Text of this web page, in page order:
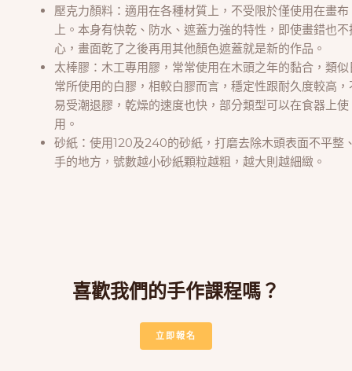
壓克力顏料：適用在各種材質上，不受限於僅使用在畫布
上。本身有快乾、防水、遮蓋力強的特性，即使畫錯也不
心，畫面乾了之後再用其他顏色遮蓋就是新的作品。
太棒膠：木工專用膠，常常使用在木頭之年的黏合，類似
常所使用的白膠，相較白膠而言，穩定性跟耐久度較高，
易受潮退膠，乾燥的速度也快，部分類型可以在食器上使
用。
砂紙：使用120及240的砂紙，打磨去除木頭表面不平整
手的地方，號數越小砂紙顆粒越粗，越大則越細緻。
喜歡我們的手作課程嗎？
立即報名